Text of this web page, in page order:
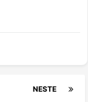
NESTE